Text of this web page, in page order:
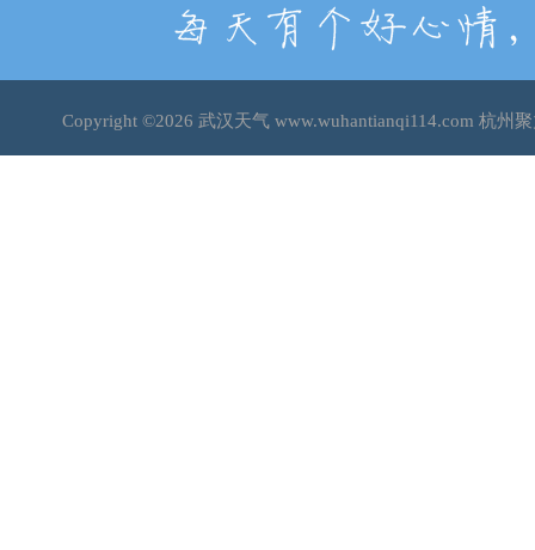
Copyright ©2026 武汉天气 www.wuhantianqi114.com 杭州